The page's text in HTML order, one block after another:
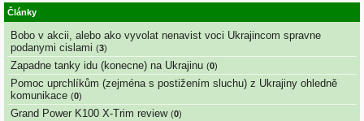
Články
Bobo v akcii, alebo ako vyvolat nenavist voci Ukrajincom spravne
podanymi cislami (3)
Zapadne tanky idu (konecne) na Ukrajinu (0)
Pomoc uprchlíkům (zejména s postižením sluchu) z Ukrajiny ohledně
komunikace (0)
Grand Power K100 X-Trim review (0)